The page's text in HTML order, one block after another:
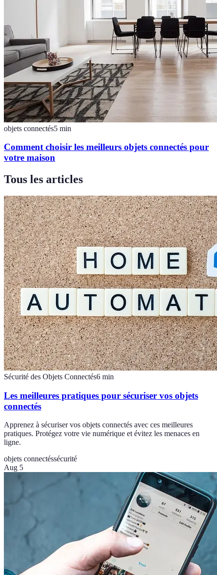
objets connectés5 min
Comment choisir les meilleurs objets connectés pour
votre maison
Tous les articles
Sécurité des Objets Connectés6 min
Les meilleures pratiques pour sécuriser vos objets
connectés
Apprenez à sécuriser vos objets connectés avec ces meilleures
pratiques. Protégez votre vie numérique et évitez les menaces en
ligne.
objets connectéssécurité
Aug 5